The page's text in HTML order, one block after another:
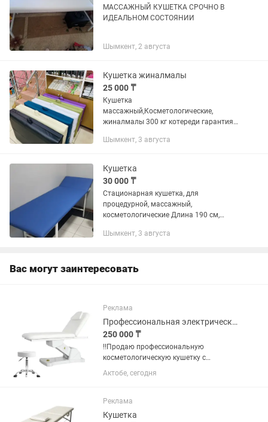
МАССАЖНЫЙ КУШЕТКА СРОЧНО В
ИДЕАЛЬНОМ СОСТОЯНИИ
Шымкент, 2 августа
Кушетка жиналмалы
25 000 ₸
Кушетка
массажный,Косметологические,
жиналмалы 300 кг котереди гарантия 1
Шымкент, 3 августа
Кушетка
30 000 ₸
Стационарная кушетка, для
процедурной, массажный,
косметологические Длина 190 см,
изголовья регулируется, материал
Шымкент, 3 августа
Вас могут заинтересовать
Реклама
Профессиональная электрическая кушетка ( до 300 кг)
250 000 ₸
!!️Продаю профессиональную
косметологическую кушетку с
электроприводом. ✅Отличное решение
для салонов красоты , стоматологии,
Актобе, сегодня
Реклама
Кушетка